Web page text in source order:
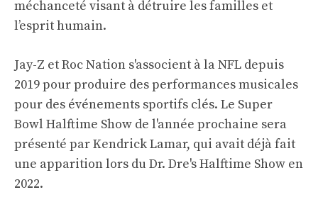
méchanceté visant à détruire les familles et
l’esprit humain.
Jay-Z et Roc Nation s'associent à la NFL depuis
2019 pour produire des performances musicales
pour des événements sportifs clés. Le Super
Bowl Halftime Show de l'année prochaine sera
présenté par Kendrick Lamar, qui avait déjà fait
une apparition lors du Dr. Dre's Halftime Show en
2022.